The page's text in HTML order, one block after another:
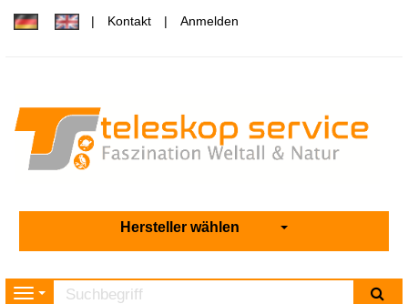
Kontakt Anmelden
Hersteller wählen
Navigation